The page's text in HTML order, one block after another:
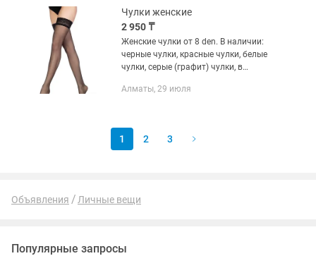
Чулки женские
2 950 ₸
Женские чулки от 8 den. В наличии:
черные чулки, красные чулки, белые
чулки, серые (графит) чулки, в
колготки и лосины с доставкой по
Алматы, 29 июля
1 2 3
Объявления Личные вещи
Популярные запросы